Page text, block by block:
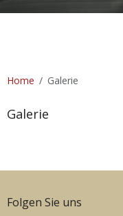
Home Galerie
Galerie
Folgen Sie uns